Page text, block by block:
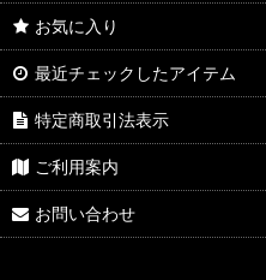
お気に入り
最近チェックしたアイテム
特定商取引法表示
ご利用案内
お問い合わせ